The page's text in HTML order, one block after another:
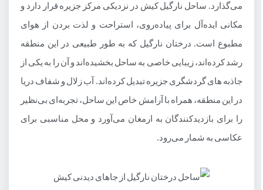
می‌گذارد. ساحل نارگیل کیش در نزدیکی مرکز جزیره قرار دارد و
مکانی ایده‌آل برای پیاده‌روی، استراحت و لذت بردن از هوای
مطبوع است. درختان نارگیل که به طور طبیعی در این منطقه
رشد کرده‌اند، زیبایی خاصی به ساحل بخشیده‌اند و آن را به یکی از
جاذبه های گردشگری جزیره تبدیل کرده‌اند. آب زلال و شفاف دریا
در این منطقه، همراه با آرامش خاص این ساحل، تجربه‌ای بی‌نظیر
را برای بازدیدکنندگان به ارمغان می‌آورد و محل مناسبی برای
عکاسی به شمار می‌رود.